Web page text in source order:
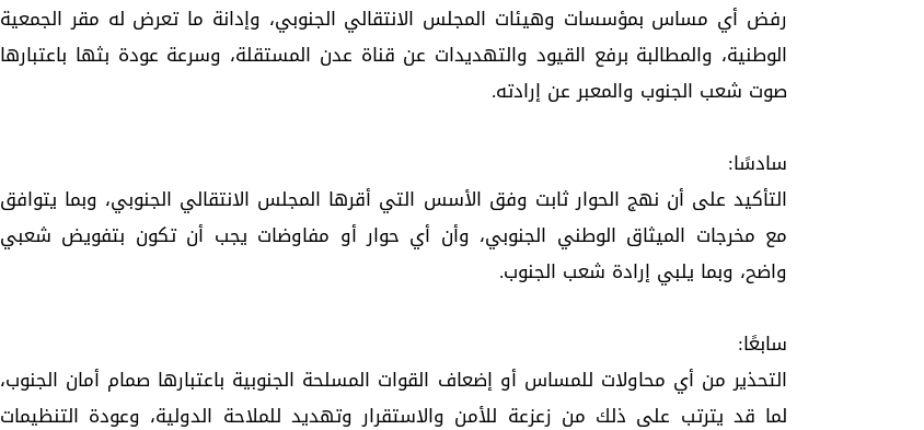
رفض أي مساس بمؤسسات وهيئات المجلس الانتقالي الجنوبي، وإدانة ما تعرض له مقر الجمعية
الوطنية، والمطالبة برفع القيود والتهديدات عن قناة عدن المستقلة، وسرعة عودة بثها باعتبارها
صوت شعب الجنوب والمعبر عن إرادته.
سادسًا:
التأكيد على أن نهج الحوار ثابت وفق الأسس التي أقرها المجلس الانتقالي الجنوبي، وبما يتوافق
مع مخرجات الميثاق الوطني الجنوبي، وأن أي حوار أو مفاوضات يجب أن تكون بتفويض شعبي
واضح، وبما يلبي إرادة شعب الجنوب.
سابعًا:
التحذير من أي محاولات للمساس أو إضعاف القوات المسلحة الجنوبية باعتبارها صمام أمان الجنوب،
لما قد يترتب على ذلك من زعزعة للأمن والاستقرار وتهديد للملاحة الدولية، وعودة التنظيمات